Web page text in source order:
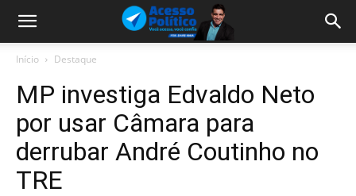
Início Destaque
MP investiga Edvaldo Neto
por usar Câmara para
derrubar André Coutinho no
TRE